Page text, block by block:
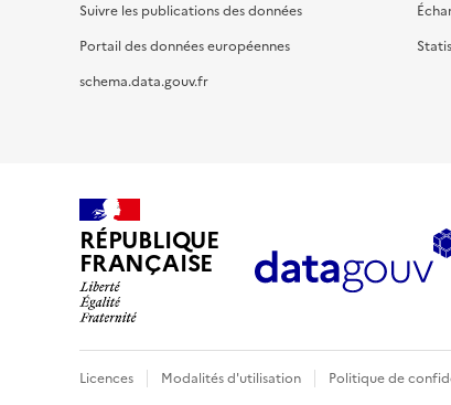
Suivre les publications des données
Portail des données européennes
schema.data.gouv.fr
RÉPUBLIQUE
FRANÇAISE
Licences Modalités d'utilisation Politique de